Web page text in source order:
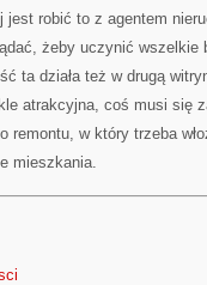
jest robić to z agentem
żeby uczynić wszelkie
ta działa też w drugą
atrakcyjna, coś musi się
remontu, w który trzeba
mieszkania.